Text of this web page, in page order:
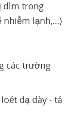
dìm trong
nhiễm lạnh,…)
các trường
dạ dày - tá